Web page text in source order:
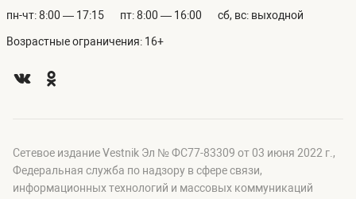
пн-чт: 8:00 — 17:15 пт: 8:00 — 16:00 сб, вс: выходной
Возрастные ограничения: 16+
Сетевое издание Vestnik Эл № ФС77-83309 от 03 июня 2022 г.,
Федеральная служба по надзору в сфере связи,
информационных технологий и массовых коммуникаций